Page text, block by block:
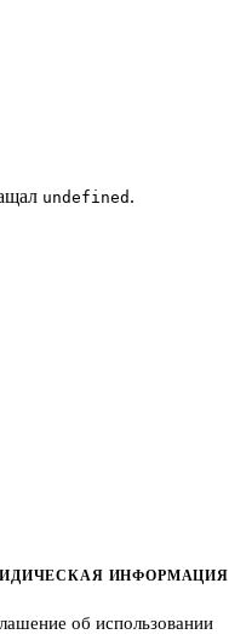
undefined .
ИНФОРМАЦИЯ
об использовании